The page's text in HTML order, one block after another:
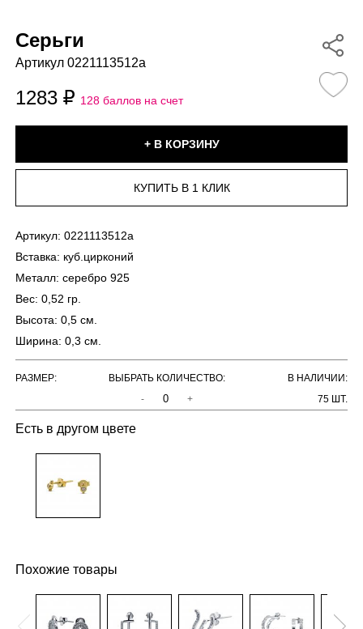
Есть в другом цвете
Серьги
Артикул 0221113512a
1283 128 баллов на счет
Артикул: 0221113512a
Вставка: куб.цирконий
Металл: серебро 925
Вес: 0,52 гр.
Высота: 0,5 см.
Ширина: 0,3 см.
РАЗМЕР: ВЫБРАТЬ КОЛИЧЕСТВО:
В НАЛИЧИИ:
-
+ 75 ШТ.
Похожие товары